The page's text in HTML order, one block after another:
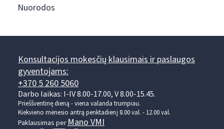
Nuorodos
Konsultacijos mokesčių klausimais ir paslaugos
gyventojams:
+370 5 260 5060
Darbo laikas: I-IV 8.00-17.00, V 8.00-15.45.
Prieššventinę dieną - viena valanda trumpiau.
Kiekvieno mėnesio antrą penktadienį 8.00 val. - 12.00 val.
Paklausimas perMano VMI